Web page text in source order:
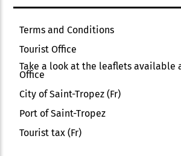
Terms and Conditions
Tourist Office
Take a look at the leaflets available
Office
City of Saint-Tropez (Fr)
Port of Saint-Tropez
Tourist tax (Fr)